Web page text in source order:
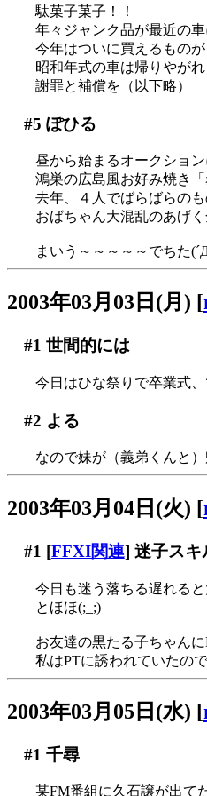
駄菓子菓子！！
年々ジャンク品が最近の
今年はついに買えるものが
昭和年式の車は帰りやが
謝罪と補償を（以下略）
#5 ぽひる
昼から始まるオークショ
鴻巣の広島風お好み焼き「
去年、４人でばらばらのも
おばちゃん大混乱のあげ
まいう～～～～～でちた
2003年03月03日(月) [
#1 世間的には
今日はひな祭りで卒業式
#2 よる
なので妹が（義弟くんと
2003年03月04日(火) [
#1 [FFXI関連] 迷子スキ
今日も迷う落ちる遅れる
とほほ(;_;)
お友達の黒たる子ちゃん
私はPTに誘われていたの
2003年03月05日(水) [
#1 千尋
某FM番組に久石譲が出て